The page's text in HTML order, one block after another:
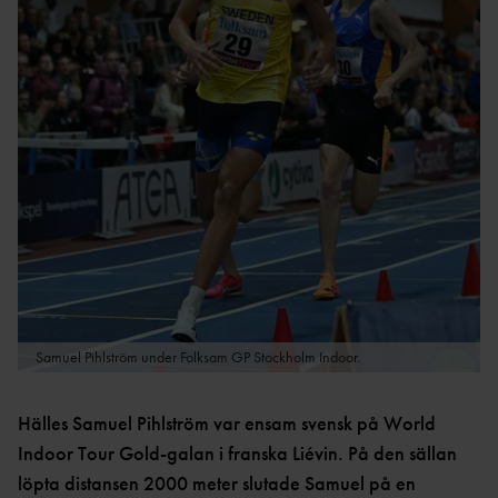
ULTRA
FRIIDROTTSKOLLEN – VEM
TÄVLAR NÄR OCH VAR?
PRESS & MEDIA
GRAFISK PROFIL &
LOGOTYPER
NYHETER FÖRENING &
FÖRBUND
TT
OC
R
PRESTATIONSCENTR
UM
KAS
T
SPRINT/HÄ
CK
MEDEL/LÅN
HOP
MÅNGKA
LOPP
DISTRIKTSKALENDR
AR
INTERNATIONELLA
TÄVLINGAR
TÄVLINGSSIDOR SM OCH
SVENSK FRIIDROTTS
PARATOUR
REGLER &
REGLE
R
REGLER
REKORD
SVENSKA
REKORD
SM-
REKORD
VÄRLDSREKO
RD
EUROPAREKO
RD
REKORDBLANKE
VETERANREKO
HISTORIK
Samuel Pihlström under Folksam GP Stockholm Indoor.
Hälles Samuel Pihlström var ensam svensk på World
Indoor Tour Gold-galan i franska Liévin. På den sällan
löpta distansen 2000 meter slutade Samuel på en